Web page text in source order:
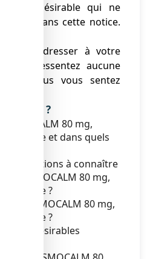
indésirable qui ne
dans cette notice.
vous adresser à votre
ne ressentez aucune
ou si vous vous sentez
notice ?
80 mg,
et dans quels
informations à connaître
SPASMOCALM 80 mg,
?
SPASMOCALM 80 mg,
?
indésirables